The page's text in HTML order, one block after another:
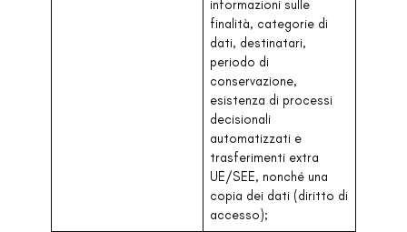
informazioni sulle
finalità, categorie di
dati, destinatari,
periodo di
conservazione,
esistenza di processi
decisionali
automatizzati e
trasferimenti extra
UE/SEE, nonché una
copia dei dati (diritto di
accesso);